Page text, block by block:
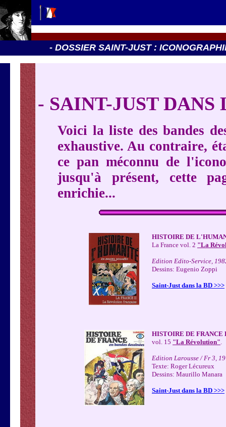
- DOSSIER SAINT-JUST :
- SAINT-JUST DANS
Voici la liste des bandes
exhaustive. Au contraire,
ce pan méconnu de
jusqu'à présent, cette
enrichie...
HISTOIRE DE
La France vol. 2 "La
Edition Edito-Service,
Dessins: Eugenio Zoppi
Saint-Just dans la BD >>>
HISTOIRE DE FRANCE
vol. 15 "La Révolution".
Edition Larousse / Fr 3,
Texte: Roger Lécureux
Dessins: Maurillo Manara
Saint-Just dans la BD >>>